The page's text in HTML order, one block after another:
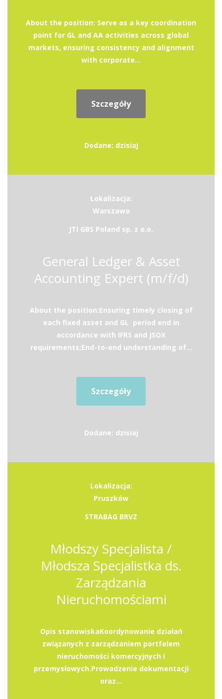
About the position: Serve as a key coordination
point for GL and AA activities across global
markets, ensuring consistency and alignment
with corporate...
Szczegóły
Dodane: dzisiaj
Lokalizacja:
Warszawa
JTI GBS Poland sp. z o.o.
General Ledger & Asset
Accounting Expert (m/f/d)
About the position:Ensuring timely closing of
each fixed asset and GL period end in
accordance with IFRS and JSOX
requirements;End-to-end understanding of...
Szczegóły
Dodane: dzisiaj
Lokalizacja:
Pruszków
STRABAG BRVZ
Młodszy Specjalista /
Młodsza Specjalistka ds.
Zarządzania
Nieruchomościami
Opis stanowiskaKoordynowanie działań
związanych z zarządzaniem portfelem
nieruchomości komercyjnych i
przemysłowych.Prowadzenie dokumentacji
oraz...